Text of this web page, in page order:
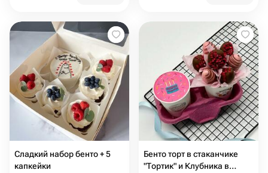
Сладкий набор бенто + 5
капкейки
Бенто торт в стаканчике
"Тортик" и Клубника в